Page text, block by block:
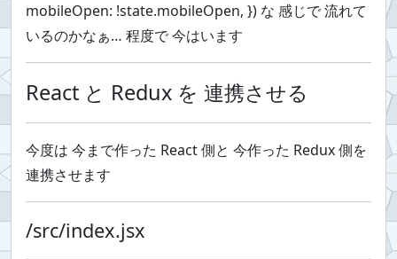
mobileOpen: !state.mobileOpen, }) な 感じで 流れて
いるのかなぁ… 程度で 今はいます
React と Redux を 連携させる
今度は 今まで作った React 側と 今作った Redux 側を
連携させます
/src/index.jsx